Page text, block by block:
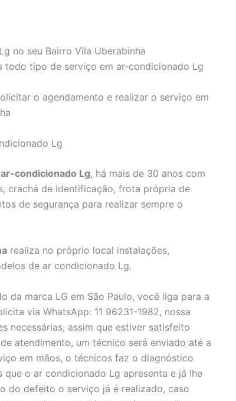
no seu Bairro Vila Uberabinha
todo tipo de serviço em ar-condicionado Lg
o agendamento e realizar o serviço em
Lg
condicionado Lg, há mais de 30 anos com
crachá de identificação, frota própria de
de segurança para realizar sempre o
realiza no próprio local instalações,
de ar condicionado Lg.
da marca LG em São Paulo, você liga para a
via WhatsApp: 11 96231-1982, nossa
necessárias, assim que estiver satisfeito
atendimento, um técnico será enviado até a
em mãos, o técnicos faz o diagnóstico
o ar condicionado Lg apresenta e já lhe
do defeito o serviço já é realizado, caso